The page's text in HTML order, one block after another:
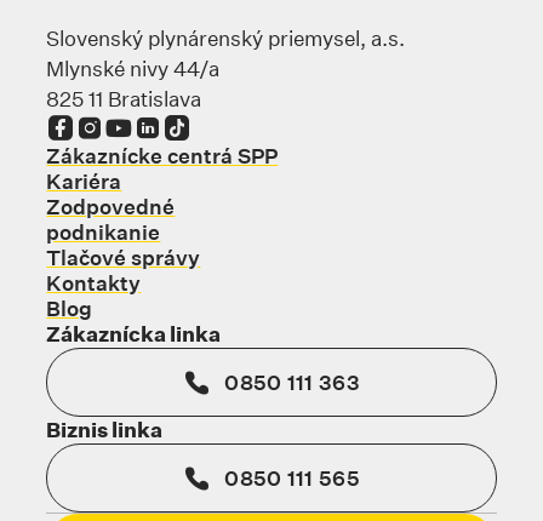
Slovenský plynárenský priemysel, a.s.
Mlynské nivy 44/a
825 11 Bratislava
Odkaz sa otvorí na novej karte
Odkaz sa otvorí na novej karte
Odkaz sa otvorí na novej karte
Odkaz sa otvorí na novej karte
Odkaz sa otvorí na novej karte
Zákaznícke centrá SPP
Kariéra
Zodpovedné
podnikanie
Tlačové správy
Kontakty
Blog
Zákaznícka linka
0850 111 363
Biznis linka
0850 111 565